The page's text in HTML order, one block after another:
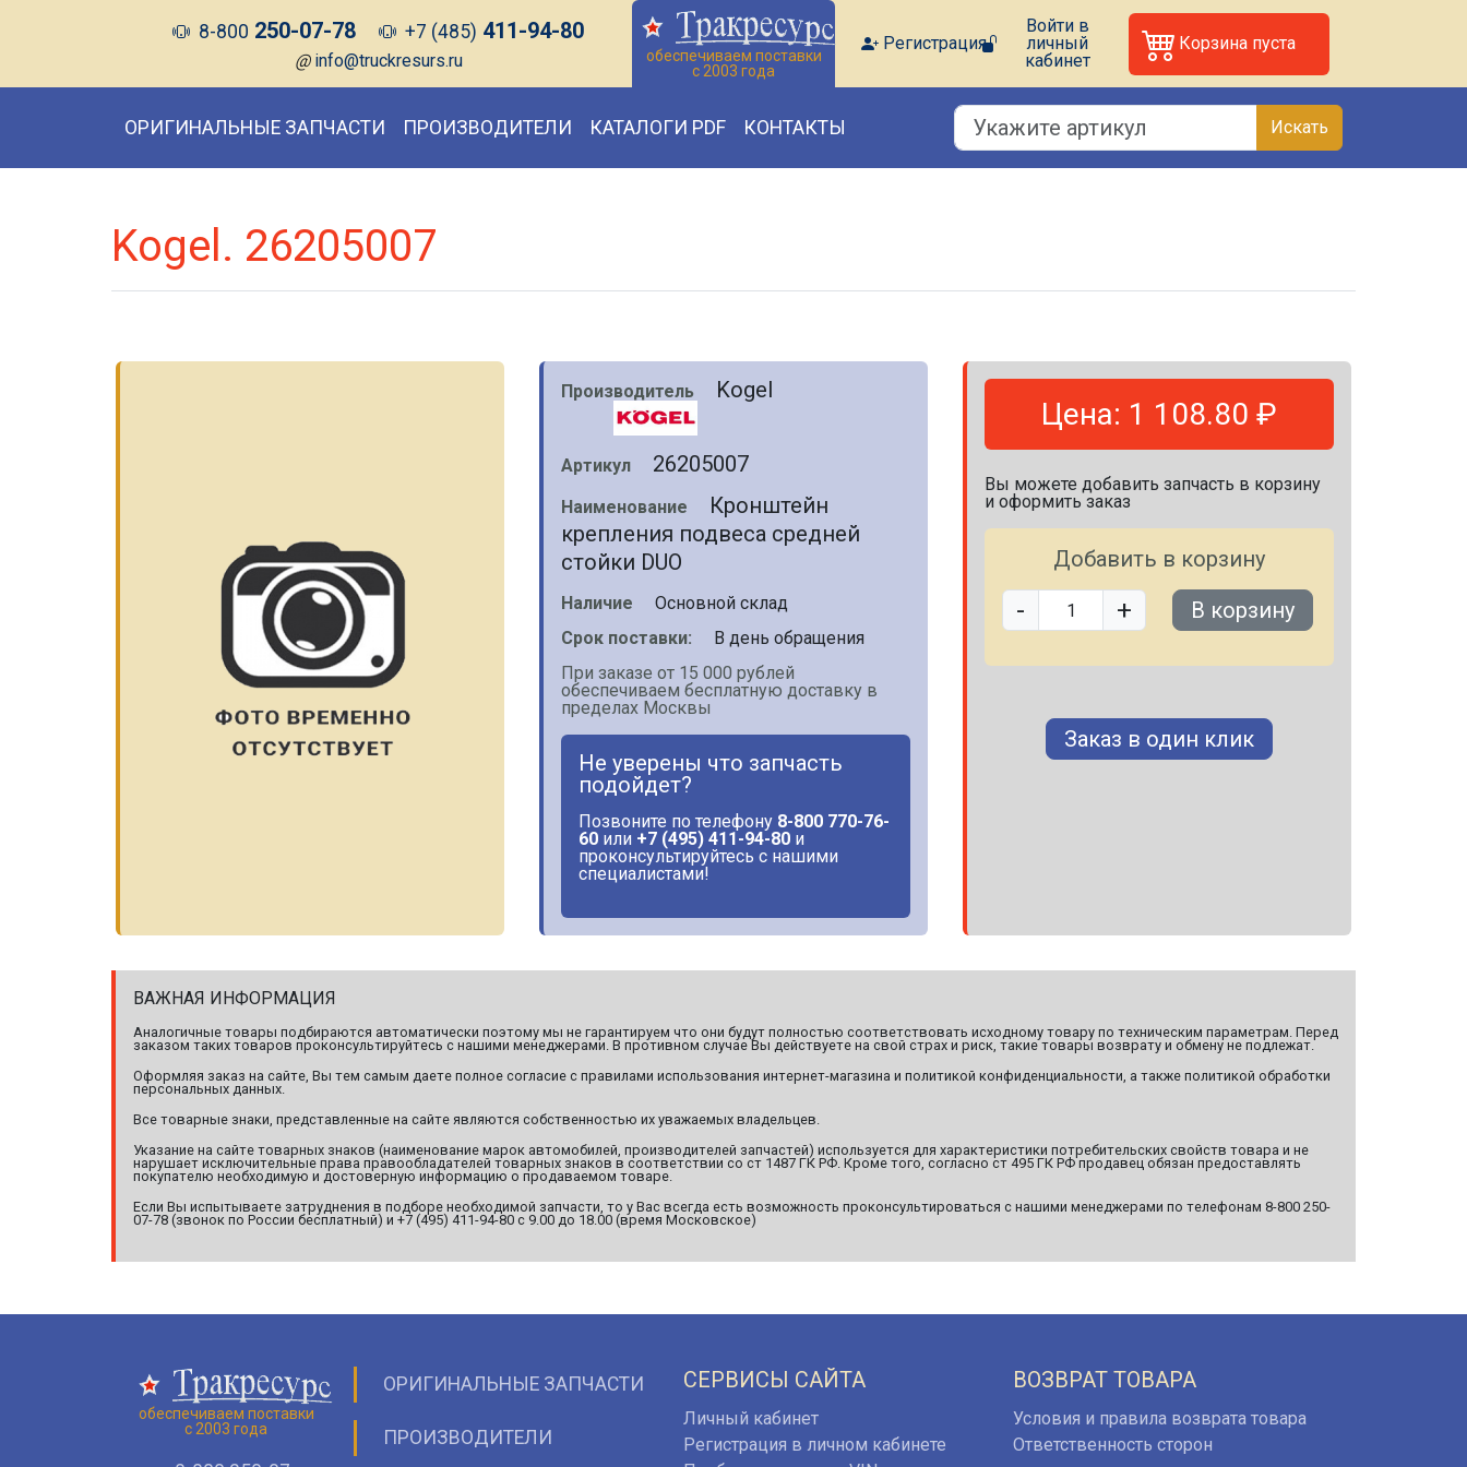
8-800 250-07-78 +7 (485) 411-94-80
@ info@truckresurs.ru
обеспечиваем поставки
с 2003 года
Регистрация
Войти в
личный
кабинет
Корзина пуста
ОРИГИНАЛЬНЫЕ ЗАПЧАСТИ ПРОИЗВОДИТЕЛИ КАТАЛОГИ PDF КОНТАКТЫ Искать
Kogel. 26205007
Производитель Kogel
Артикул 26205007
Наименование
Кронштейн
крепления подвеса средней
стойки DUO
Наличие
Основной склад
Срок поставки:
В день обращения
При заказе от 15 000 рублей
обеспечиваем бесплатную доставку в
пределах Москвы
Не уверены что запчасть
подойдет?
Позвоните по телефону 8-800 770-76-
60 или +7 (495) 411-94-80 и
проконсультируйтесь с нашими
специалистами!
Цена: 1 108.80 ₽
Вы можете добавить запчасть в корзину
и оформить заказ
Добавить в корзину
- + В корзину
Заказ в один клик
ВАЖНАЯ ИНФОРМАЦИЯ
Аналогичные товары подбираются автоматически поэтому мы не гарантируем что они будут полностью соответствовать исходному товару по техническим параметрам. Перед
заказом таких товаров проконсультируйтесь с нашими менеджерами. В противном случае Вы действуете на свой страх и риск, такие товары возврату и обмену не подлежат.
Оформляя заказ на сайте, Вы тем самым даете полное согласие с правилами использования интернет-магазина и политикой конфиденциальности, а также политикой обработки
персональных данных.
Все товарные знаки, представленные на сайте являются собственностью их уважаемых владельцев.
Указание на сайте товарных знаков (наименование марок автомобилей, производителей запчастей) используется для характеристики потребительских свойств товара и не
нарушает исключительные права правообладателей товарных знаков в соответствии со ст 1487 ГК РФ. Кроме того, согласно ст 495 ГК РФ продавец обязан предоставлять
покупателю необходимую и достоверную информацию о продаваемом товаре.
Если Вы испытываете затруднения в подборе необходимой запчасти, то у Вас всегда есть возможность проконсультироваться с нашими менеджерами по телефонам 8-800 250-
07-78 (звонок по России бесплатный) и +7 (495) 411-94-80 с 9.00 до 18.00 (время Московское)
обеспечиваем поставки
с 2003 года
ОРИГИНАЛЬНЫЕ ЗАПЧАСТИ
ПРОИЗВОДИТЕЛИ
СЕРВИСЫ САЙТА
Личный кабинет
Регистрация в личном кабинете
ВОЗВРАТ ТОВАРА
Условия и правила возврата товара
Ответственность сторон